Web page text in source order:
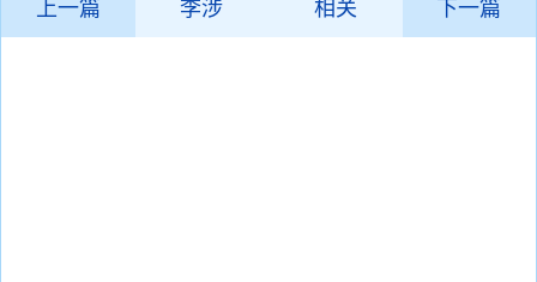
上一篇 李涉 相关 下一篇